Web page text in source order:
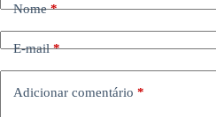
Nome*
E-mail*
Adicionar comentário *